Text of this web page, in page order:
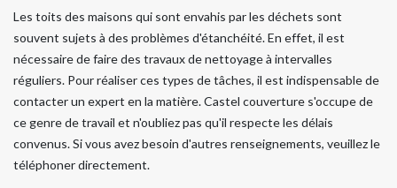
Les toits des maisons qui sont envahis par les déchets sont
souvent sujets à des problèmes d'étanchéité. En effet, il est
nécessaire de faire des travaux de nettoyage à intervalles
réguliers. Pour réaliser ces types de tâches, il est indispensable de
contacter un expert en la matière. Castel couverture s'occupe de
ce genre de travail et n'oubliez pas qu'il respecte les délais
convenus. Si vous avez besoin d'autres renseignements, veuillez le
téléphoner directement.